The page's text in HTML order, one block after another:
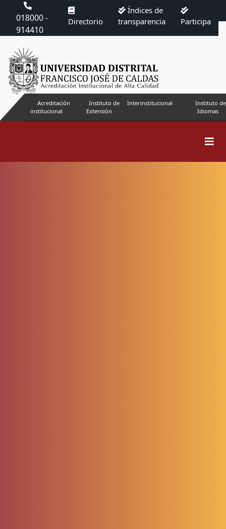
018000 -
914410
Directorio
Índices de
transparencia
Participa
Acreditación
institucional
Instituto de
Extensión
Interinstitucional
Instituto de
Idiomas